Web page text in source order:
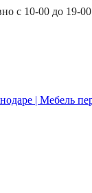
с 10-00 до 19-00